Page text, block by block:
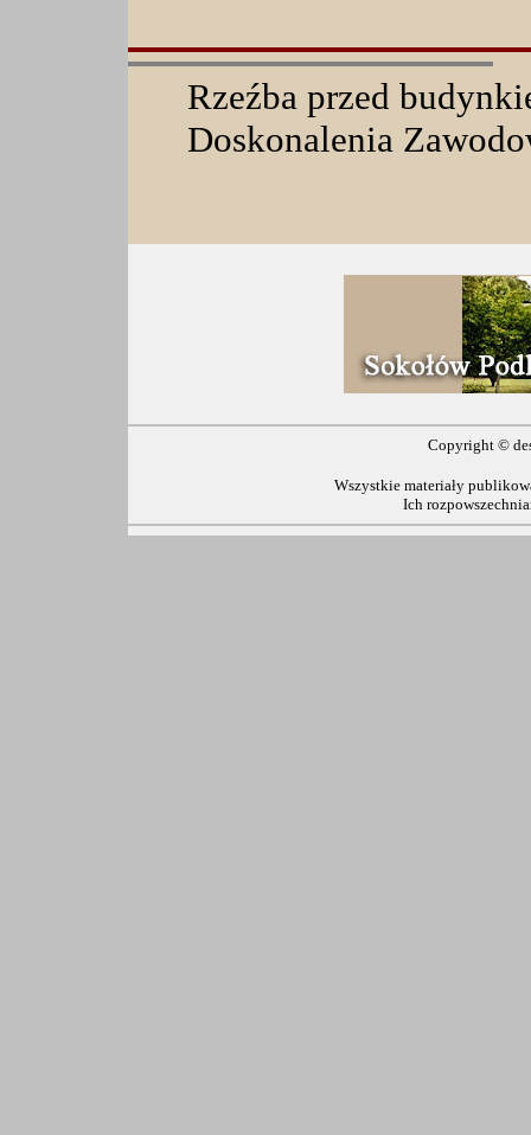
Rzeźba przed
Doskonalenia
Copyright ©
Wszystkie materiały
Ich